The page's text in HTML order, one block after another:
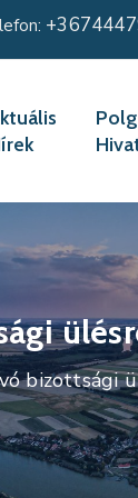
bizottsági